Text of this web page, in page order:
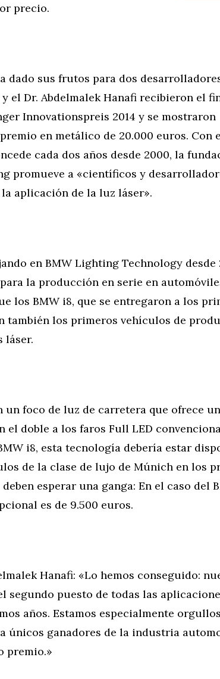
precio.
dado sus frutos para dos
el Dr. Abdelmalek Hanafi recibieron el
Innovationspreis 2014 y se mostraron
en metálico de 20.000 euros. Con
cada dos años desde 2000, la
promueve a «científicos y
aplicación de la luz láser».
en BMW Lighting Technology desde
la producción en serie en
los BMW i8, que se entregaron a los
también los primeros vehículos de
láser.
foco de luz de carretera que ofrece
el doble a los faros Full LED
i8, esta tecnología debería estar
de la clase de lujo de Múnich en los
esperar una ganga: En el caso del
es de 9.500 euros.
Hanafi: «Lo hemos conseguido:
segundo puesto de todas las
años. Estamos especialmente
únicos ganadores de la industria
premio.»